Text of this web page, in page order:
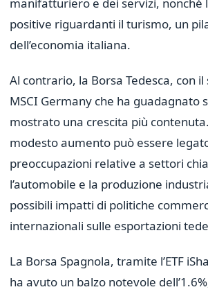
positive riguardanti il turismo, un
dell’economia italiana.
Al contrario, la Borsa Tedesca, con il
MSCI Germany che ha guadagnato
mostrato una crescita più
modesto aumento può essere
preoccupazioni relative a settori
l’automobile e la produzione
possibili impatti di politiche
internazionali sulle esportazioni
La Borsa Spagnola, tramite l’ETF
ha avuto un balzo notevole